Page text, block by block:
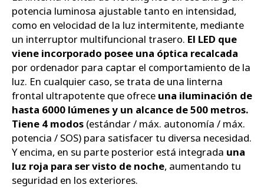
potencia luminosa ajustable tanto en intensidad,
como en velocidad de la luz intermitente, mediante
un interruptor multifuncional trasero. El LED que
viene incorporado posee una óptica recalcada
por ordenador para captar el comportamiento de la
luz. En cualquier caso, se trata de una linterna
frontal ultrapotente que ofrece una iluminación de
hasta 6000 lúmenes y un alcance de 500 metros.
Tiene 4 modos (estándar / máx. autonomía / máx.
potencia / SOS) para satisfacer tu diversa necesidad.
Y encima, en su parte posterior está integrada una
luz roja para ser visto de noche, aumentando tu
seguridad en los exteriores.